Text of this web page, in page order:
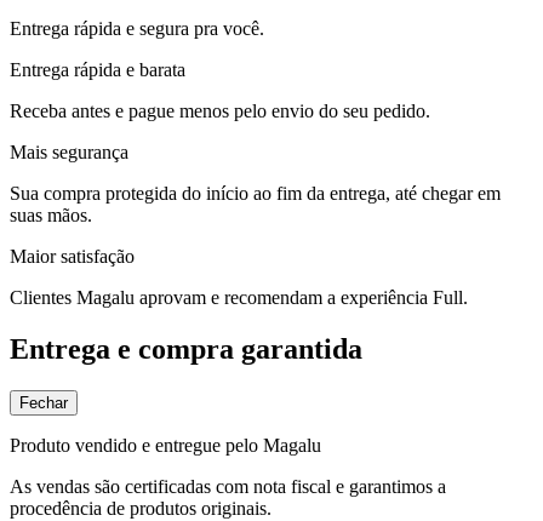
Entrega rápida e segura pra você.
Entrega rápida e barata
Receba antes e pague menos pelo envio do seu pedido.
Mais segurança
Sua compra protegida do início ao fim da entrega, até chegar em
suas mãos.
Maior satisfação
Clientes Magalu aprovam e recomendam a experiência Full.
Entrega e compra garantida
Fechar
Produto vendido e entregue pelo Magalu
As vendas são certificadas com nota fiscal e garantimos a
procedência de produtos originais.